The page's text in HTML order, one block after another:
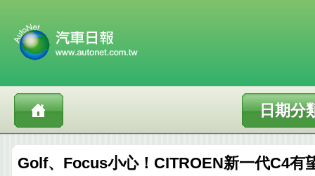
日期分
Golf、Focus小心！CITROEN新一代C4有